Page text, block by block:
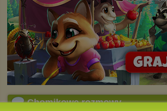
Chomikowe rozmowy